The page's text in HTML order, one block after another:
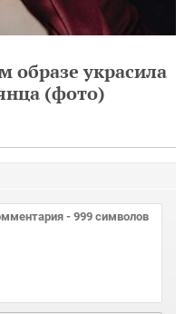
образе украсила
(фото)